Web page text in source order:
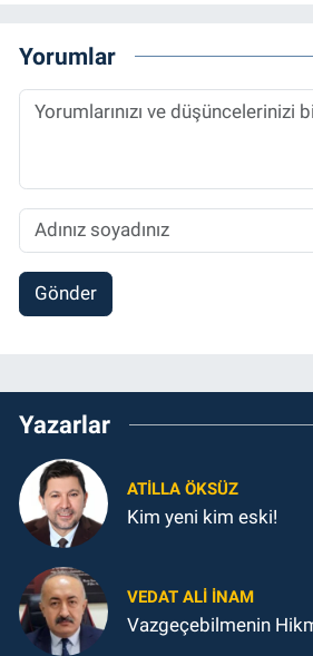
Yorumlar
Gönder
Yazarlar
ATILLA ÖKSÜZ
Kim yeni kim eski!
VEDAT ALI İNAM
Vazgeçebilmenin